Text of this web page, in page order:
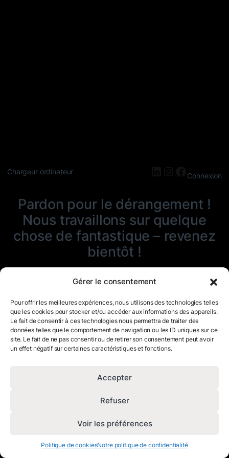
Gérer le consentement
Pour offrir les meilleures expériences, nous utilisons des technologies telles
que les cookies pour stocker et/ou accéder aux informations des appareils.
Le fait de consentir à ces technologies nous permettra de traiter des
données telles que le comportement de navigation ou les ID uniques sur ce
site. Le fait de ne pas consentir ou de retirer son consentement peut avoir
un effet négatif sur certaines caractéristiques et fonctions.
Accepter
Refuser
Voir les préférences
Politique de cookiesNotre politique de confidentialité
Chargeur ordinateur LinkedIn
Instagram
Connexion
Pardon pour le dérangement !
Nous travaillons sur quelque
chose de fantastique – revenez
bientôt !